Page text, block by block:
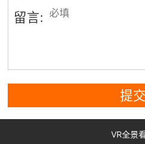
留言:
提交
VR全景